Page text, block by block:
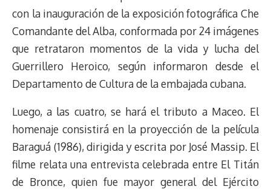
con la inauguración de la exposición fotográfica Che
Comandante del Alba, conformada por 24 imágenes
que retrataron momentos de la vida y lucha del
Guerrillero Heroico, según informaron desde el
Departamento de Cultura de la embajada cubana.
Luego, a las cuatro, se hará el tributo a Maceo. El
homenaje consistirá en la proyección de la película
Baraguá (1986), dirigida y escrita por José Massip. El
filme relata una entrevista celebrada entre El Titán
de Bronce, quien fue mayor general del Ejército